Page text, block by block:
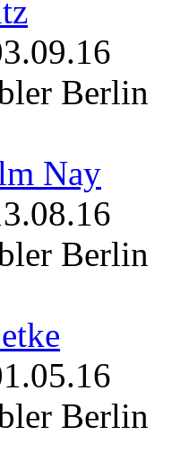
Berlin
Nay
Berlin
Berlin